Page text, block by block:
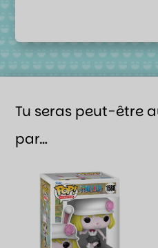
Tu seras peut-être
par…